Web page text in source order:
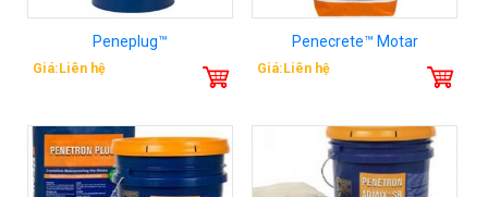
Peneplug™
Giá:Liên hệ
Penecrete™ Motar
Giá:Liên hệ